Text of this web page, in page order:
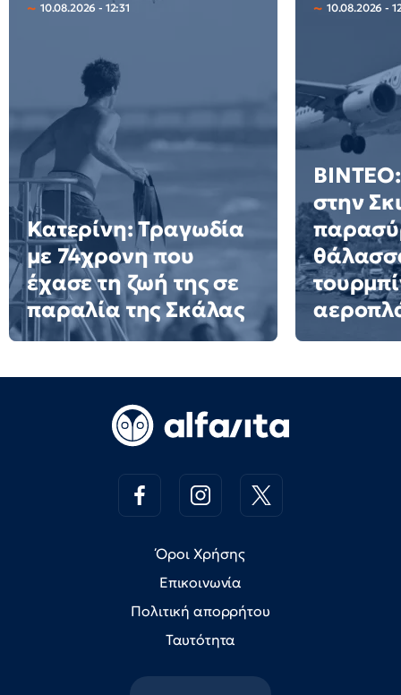
10.08.2026 - 12:31
Κατερίνη: Τραγωδία
με 74χρονη που
έχασε τη ζωή της σε
παραλία της Σκάλας
10.08.2026 -
στην
Όροι Χρήσης
Επικοινωνία
Πολιτική απορρήτου
Ταυτότητα